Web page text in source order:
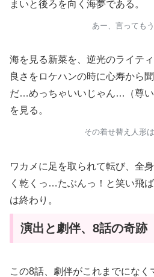
まいと後ろを向く海夢である。
あー、言っても
海を見る新菜を、逆光のライテ
良さをロケハンの時に心寿から
だ…めっちゃいいじゃん…（尊
を見る。
その着せ替え人形
ワカメに足を取られて転び、全
く乾くっ…たぶんっ！と笑い飛
は終わり。
演出と劇伴、8話の奇跡
この8話、劇伴がこれまでになく